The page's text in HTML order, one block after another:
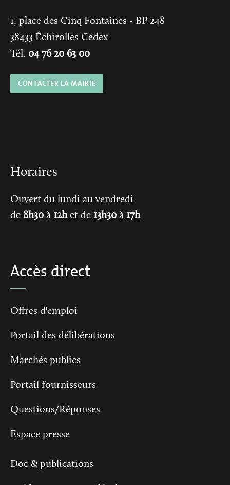
1, place des Cinq Fontaines - BP 248
38433 Échirolles Cedex
Tél. 04 76 20 63 00
CONTACTER LA MAIRIE
Horaires
Ouvert du lundi au vendredi
de 8h30 à 12het de 13h30 à 17h
Accès direct
Offres d'emploi
Portail des délibérations
Marchés publics
Portail fournisseurs
Questions/Réponses
Espace presse
Doc & publications